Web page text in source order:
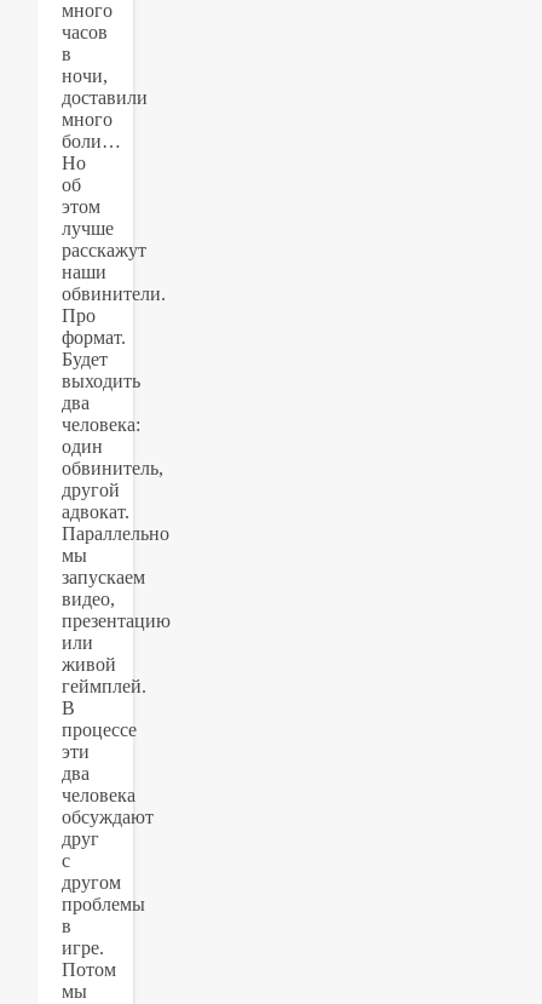
много
часов
в
ночи,
доставили
много
боли…
Но
об
этом
лучше
расскажут
наши
обвинители.
Про
формат.
Будет
выходить
два
человека:
один
обвинитель,
другой
адвокат.
Параллельно
мы
запускаем
видео,
презентацию
или
живой
геймплей.
В
процессе
эти
два
человека
обсуждают
друг
с
другом
проблемы
в
игре.
Потом
мы